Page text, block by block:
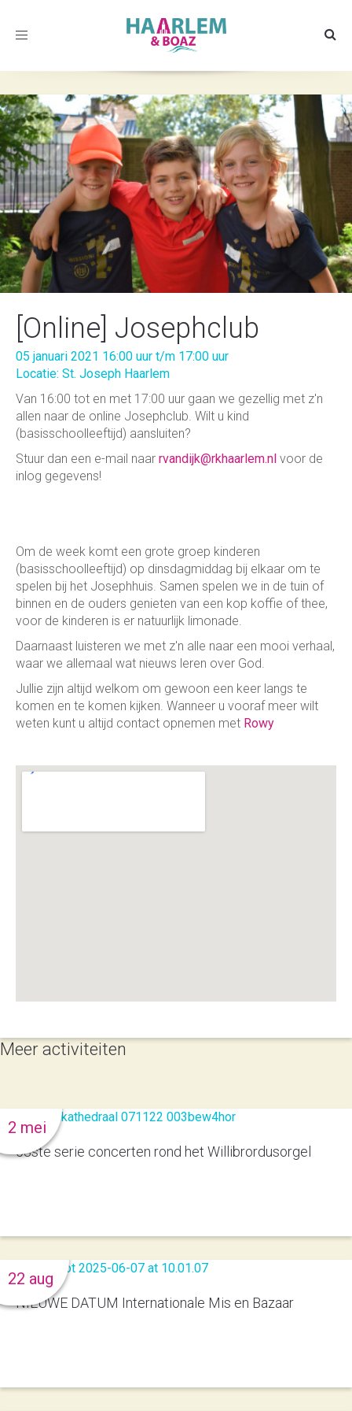
Toggle
[Online] Josephclub
05 januari 2021 16:00 uur t/m 17:00 uur
Locatie: St. Joseph Haarlem
Van 16:00 tot en met 17:00 uur gaan we gezellig met z'n
allen naar de online Josephclub. Wilt u kind
(basisschoolleeftijd) aansluiten?
Stuur dan een e-mail naar rvandijk@rkhaarlem.nl voor de
inlog gegevens!
Om de week komt een grote groep kinderen
(basisschoolleeftijd) op dinsdagmiddag bij elkaar om te
spelen bij het Josephhuis. Samen spelen we in de tuin of
binnen en de ouders genieten van een kop koffie of thee,
voor de kinderen is er natuurlijk limonade.
Daarnaast luisteren we met z'n alle naar een mooi verhaal,
waar we allemaal wat nieuws leren over God.
Jullie zijn altijd welkom om gewoon een keer langs te
komen en te komen kijken. Wanneer u vooraf meer wilt
weten kunt u altijd contact opnemen met Rowy
Meer activiteiten
53ste serie concerten rond het Willibrordusorgel
2 mei
NIEUWE DATUM Internationale Mis en Bazaar
22 aug